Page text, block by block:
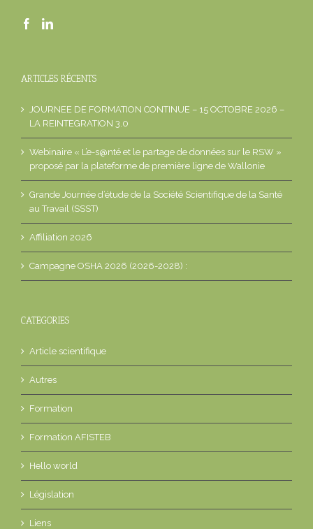
ARTICLES RÉCENTS
JOURNEE DE FORMATION CONTINUE – 15 OCTOBRE 2026 –
LA REINTEGRATION 3.0
Webinaire « L’e-s@nté et le partage de données sur le RSW »
proposé par la plateforme de première ligne de Wallonie
Grande Journée d’étude de la Société Scientifique de la Santé
au Travail (SSST)
Affiliation 2026
Campagne OSHA 2026 (2026-2028) :
CATEGORIES
Article scientifique
Autres
Formation
Formation AFISTEB
Hello world
Législation
Liens